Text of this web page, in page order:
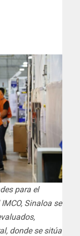
para el
Sinaloa se
donde se sitúa